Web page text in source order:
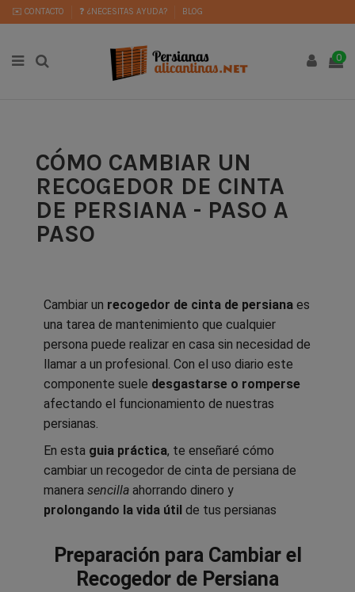
✉️ CONTACTO ❓ ¿NECESITAS AYUDA? BLOG
0
CÓMO CAMBIAR UN
RECOGEDOR DE CINTA
DE PERSIANA - PASO A
PASO
Cambiar un recogedor de cinta de persiana es
una tarea de mantenimiento que cualquier
persona puede realizar en casa sin necesidad de
llamar a un profesional. Con el uso diario este
componente suele desgastarse o romperse
afectando el funcionamiento de nuestras
persianas.
En esta guia práctica, te enseñaré cómo
cambiar un recogedor de cinta de persiana de
manera sencilla ahorrando dinero y
prolongando la vida útil de tus persianas
Preparación para Cambiar el
Recogedor de Persiana